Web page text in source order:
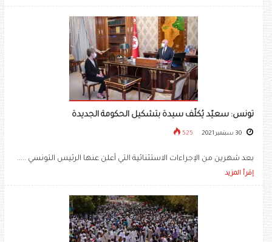
تونس: سعيّد يُكلّف سيدة بتشكيل الحكومة الجديدة
525
بعد شهرين من الإجراءات الاستثنائية التي أعلن عنها الرئيس التونسي .....
إقرأ المزيد